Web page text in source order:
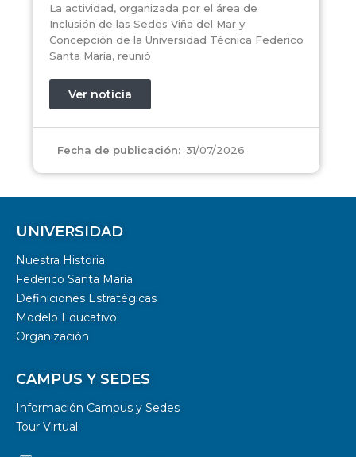
La actividad, organizada por el área de
Inclusión de las Sedes Viña del Mar y
Concepción de la Universidad Técnica Federico
Santa María, reunió
Ver noticia
Fecha de publicación: 31/07/2026
UNIVERSIDAD
Nuestra Historia
Federico Santa María
Definiciones Estratégicas
Modelo Educativo
Organización
CAMPUS Y SEDES
Información Campus y Sedes
Tour Virtual